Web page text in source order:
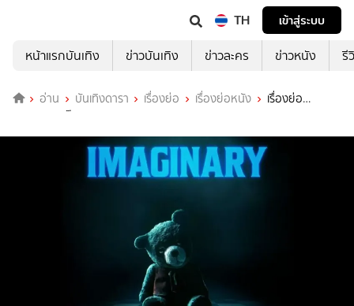
TH
เข้าสู่ระบบ
หน้าแรกบันเทิง
ข่าวบันเทิง ข่าวละคร ข่าวหนัง รี
อ่าน บันเทิงดารา เรื่องย่อ เรื่องย่อหนัง
เรื่องย่อ
Imaginary ตุ๊กตาซาตาน